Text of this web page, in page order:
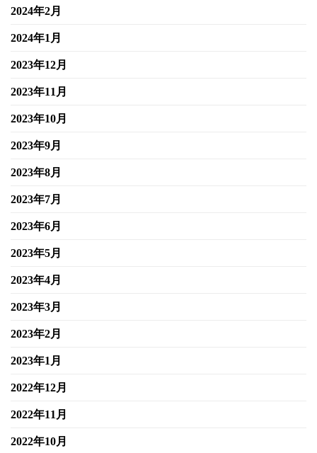
2024年2月
2024年1月
2023年12月
2023年11月
2023年10月
2023年9月
2023年8月
2023年7月
2023年6月
2023年5月
2023年4月
2023年3月
2023年2月
2023年1月
2022年12月
2022年11月
2022年10月